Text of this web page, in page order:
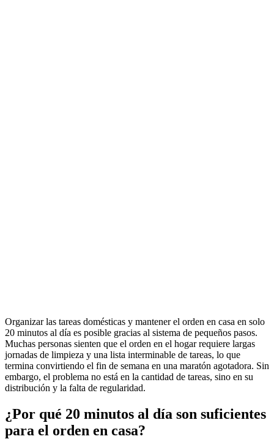
Organizar las tareas domésticas y mantener el orden en casa en solo
20 minutos al día es posible gracias al sistema de pequeños pasos.
Muchas personas sienten que el orden en el hogar requiere largas
jornadas de limpieza y una lista interminable de tareas, lo que
termina convirtiendo el fin de semana en una maratón agotadora. Sin
embargo, el problema no está en la cantidad de tareas, sino en su
distribución y la falta de regularidad.
¿Por qué 20 minutos al día son suficientes
para el orden en casa?